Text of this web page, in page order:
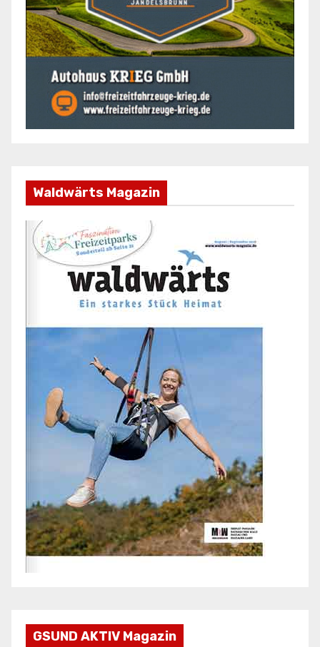
Waldwärts Magazin
GSUND AKTIV Magazin